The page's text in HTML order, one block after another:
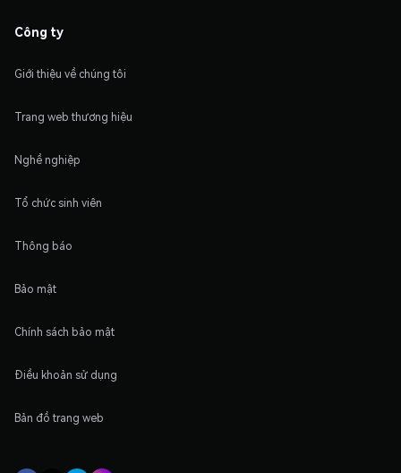
Công ty
Giới thiệu về chúng tôi
Trang web thương hiệu
Nghề nghiệp
Tổ chức sinh viên
Thông báo
Bảo mật
Chính sách bảo mật
Điều khoản sử dụng
Bản đồ trang web